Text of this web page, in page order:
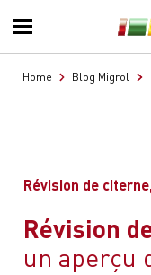
Home Blog Migrol
Révision de
Révision
un aperçu